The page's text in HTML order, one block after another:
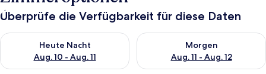
Überprüfe die Verfügbarkeit für diese Daten
Heute Nacht
Aug. 10 - Aug. 11
Überprüfe die Verfügbarkeit für heute Nacht, Aug. 10 - Aug.
Morgen
Aug. 11 - Aug. 12
Überprüfe die Verfügbarkeit